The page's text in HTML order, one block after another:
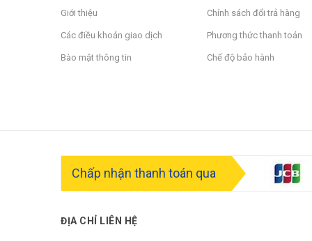
Giới thiệu
Các điều khoản giao dịch
Bào mật thông tin
Chính sách đổi trả hàng
Phương thức thanh toán
Chế độ bảo hành
Chấp nhận thanh toán qua
ĐỊA CHỈ LIÊN HỆ